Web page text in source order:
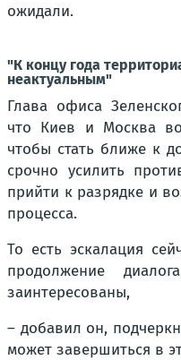
ожидали.
"К концу года
неактуальным"
Глава офиса
что Киев и Москва
чтобы стать ближе к
срочно усилить
прийти к разрядке и
процесса.
То есть эскалация
продолжение
заинтересованы,
– добавил он,
может завершиться в